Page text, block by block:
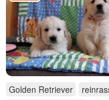
Golden Retriever